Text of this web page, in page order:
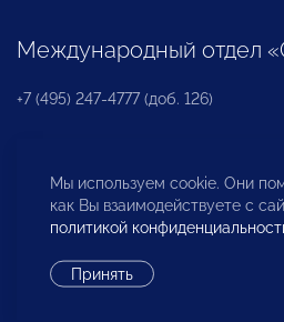
Международный
+7 (495) 247-4777 (доб. 126)
Бюро по защите прав
инвесторов
Мы используем cookie. Они
как Вы взаимодействуете с
политикой
Принять